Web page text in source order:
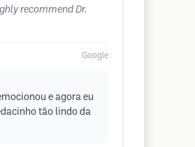
recommend Dr.
Google
e agora eu
tão lindo da